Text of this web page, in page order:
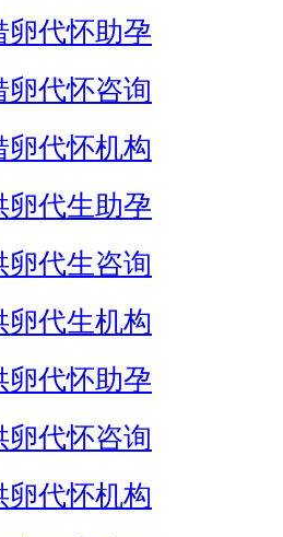
卵代怀助孕
卵代怀咨询
卵代怀机构
卵代生助孕
卵代生咨询
卵代生机构
卵代怀助孕
卵代怀咨询
卵代怀机构